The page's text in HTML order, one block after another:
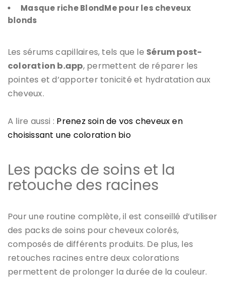
Masque riche BlondMe pour les cheveux
blonds
Les sérums capillaires, tels que le Sérum post-
coloration b.app, permettent de réparer les
pointes et d’apporter tonicité et hydratation aux
cheveux.
A lire aussi : Prenez soin de vos cheveux en
choisissant une coloration bio
Les packs de soins et la
retouche des racines
Pour une routine complète, il est conseillé d’utiliser
des packs de soins pour cheveux colorés,
composés de différents produits. De plus, les
retouches racines entre deux colorations
permettent de prolonger la durée de la couleur.